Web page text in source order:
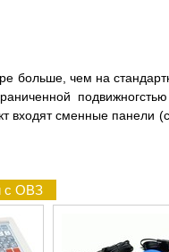
больше, чем на
входят сменные панели
с ОВЗ